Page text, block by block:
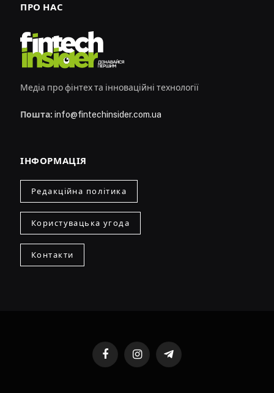
ПРО НАС
Медіа про фінтех та інноваційні технології
Пошта: info@fintechinsider.com.ua
ІНФОРМАЦІЯ
Редакційна політика
Користувацька угода
Контакти
FacebookInstagramTelegram